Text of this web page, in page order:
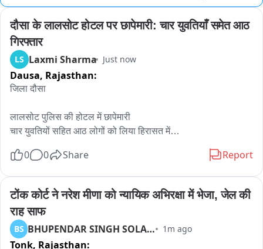
दौसा के लालसोट होटल पर छापेमारी: चार युवतियाँ समेत आठ
गिरफ्तार
LS Laxmi Sharma Just now
Dausa, Rajasthan:
जिला दौसा
लालसोट पुलिस की होटल में छापेमारी
चार युवतियों सहित आठ लोगों को लिया हिरासत में
मुखबिर की सूचना पर पहुंची थी पुलिस
पुलिस कर रही गहनता से अनुसंधान
डिप्टी एसपी सुरेंद्र सिंह के नेतृत्व में हुई छापेमारी
दौसा जिले के लालसोट डिप्टी एसपी सुरेंद्र सिंह ने देह व्यापार का भंडाफोड़
करते हुए चार युवक और युवतियों सहित होटल मैनेजर को पीटा एक्ट के तहत
0 0 Share Report
टोंक कोर्ट ने नरेश मीणा को न्यायिक अभिरक्षा में भेजा, जेल की
राह साफ
BS BHUPENDAR SINGH SOLANKI 1m ago
Tonk, Rajasthan: